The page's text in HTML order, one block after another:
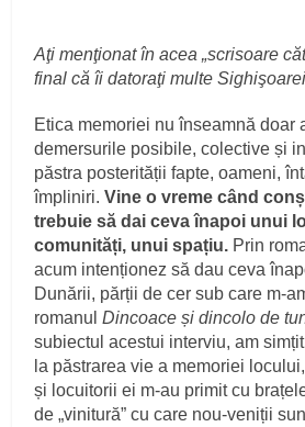
Aţi menţionat în acea „scrisoare
final că îi datoraţi multe
Etica memoriei nu înseamnă doar
demersurile posibile, colective și
păstra posterității fapte, oameni,
împliniri.Vine o vreme când
trebuie să dai ceva înapoi unui
comunități, unui spațiu. Prin
acum intenționez să dau ceva
Dunării, părții de cer sub care m-
romanulDincoace și dincolo de
subiectul acestui interviu, am
la păstrarea vie a memoriei
și locuitorii ei m-au primit cu
de „vinitură” cu care nou-veniții